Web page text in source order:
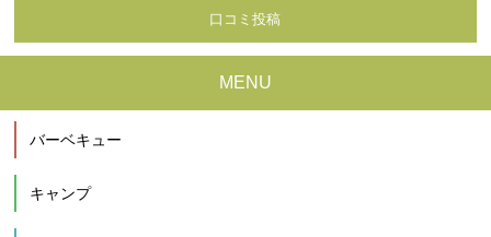
MENU
バーベキュー
キャンプ